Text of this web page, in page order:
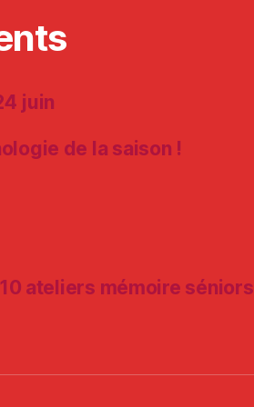
juin
de la saison !
ateliers mémoire séniors